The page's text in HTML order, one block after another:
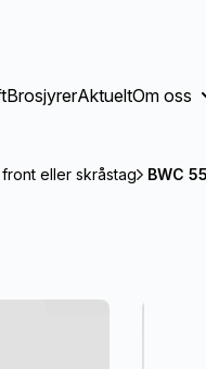
BrosjyrerAktueltOm oss
eller skråstag BWC